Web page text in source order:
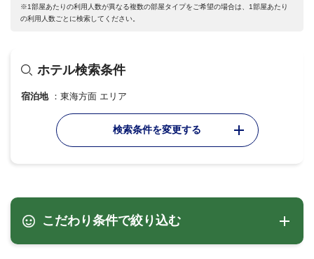
※1部屋あたりの利用人数が異なる複数の部屋タイプをご希望の場合は、1部屋あたり
の利用人数ごとに検索してください。
ホテル検索条件
宿泊地 東海方面 エリア
検索条件を変更する
こだわり条件で絞り込む